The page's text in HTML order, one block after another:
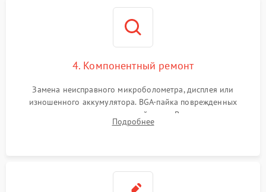
4. Компонентный ремонт
Замена неисправного микроболометра, дисплея или
изношенного аккумулятора. BGA-пайка поврежденных
контроллеров на материнской плате. Восстановление
разъемов и кнопок, замена поврежденных элементов
Подробнее